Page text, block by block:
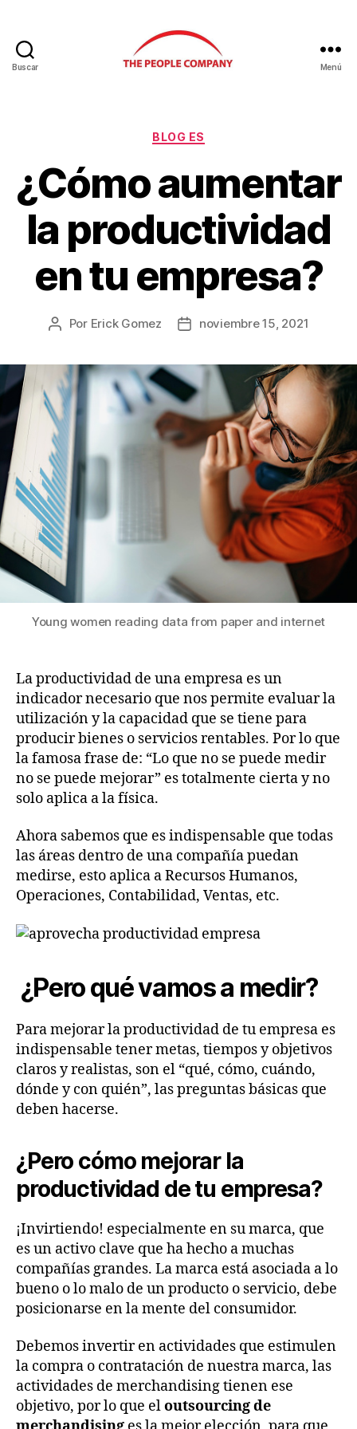
Buscar Menú
BLOG ES
¿Cómo aumentar
la productividad
en tu empresa?
Por Erick Gomez noviembre 15, 2021
Young women reading data from paper and internet
La productividad de una empresa es un
indicador necesario que nos permite evaluar la
utilización y la capacidad que se tiene para
producir bienes o servicios rentables. Por lo que
la famosa frase de: “Lo que no se puede medir
no se puede mejorar” es totalmente cierta y no
solo aplica a la física.
Ahora sabemos que es indispensable que todas
las áreas dentro de una compañía puedan
medirse, esto aplica a Recursos Humanos,
Operaciones, Contabilidad, Ventas, etc.
¿Pero qué vamos a medir?
Para mejorar la productividad de tu empresa es
indispensable tener metas, tiempos y objetivos
claros y realistas, son el “qué, cómo, cuándo,
dónde y con quién”, las preguntas básicas que
deben hacerse.
¿Pero cómo mejorar la
productividad de tu empresa?
¡Invirtiendo! especialmente en su marca, que
es un activo clave que ha hecho a muchas
compañías grandes. La marca está asociada a lo
bueno o lo malo de un producto o servicio, debe
posicionarse en la mente del consumidor.
Debemos invertir en actividades que estimulen
la compra o contratación de nuestra marca, las
actividades de merchandising tienen ese
objetivo, por lo que eloutsourcing de